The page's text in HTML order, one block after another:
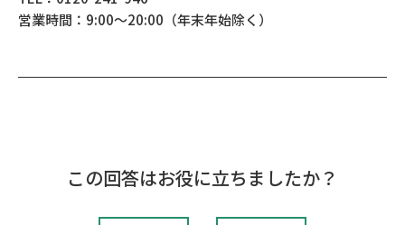
営業時間：9:00～20:00（年末年始除く）
この回答はお役に立ちましたか？